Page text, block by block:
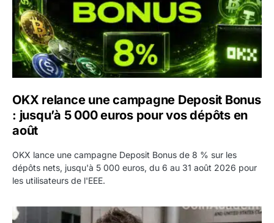
OKX relance une campagne Deposit Bonus
: jusqu’à 5 000 euros pour vos dépôts en
août
OKX lance une campagne Deposit Bonus de 8 % sur les
dépôts nets, jusqu'à 5 000 euros, du 6 au 31 août 2026 pour
les utilisateurs de l'EEE.
OpenAI demande le rejet de la plainte d’Apple et